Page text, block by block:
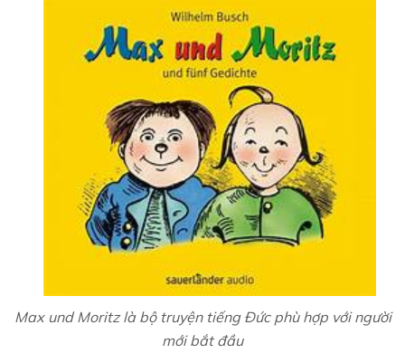
Max und Moritz là bộ truyện tiếng Đức phù hợp với người
mới bắt đầu